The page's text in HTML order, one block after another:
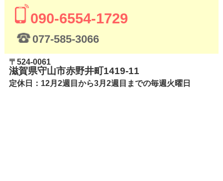
090-6554-1729
077-585-3066
〒524-0061
滋賀県守山市赤野井町1419-11
定休日：12月2週目から3月2週目までの毎週火曜日